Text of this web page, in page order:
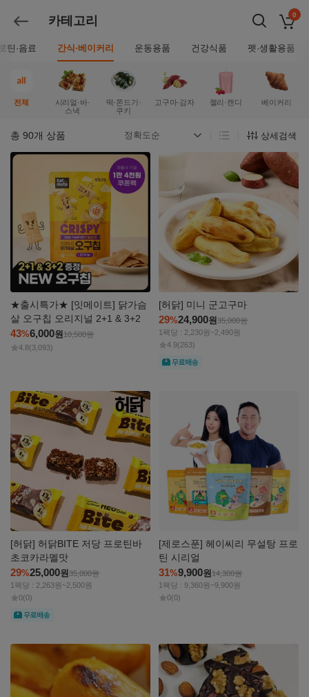
뒤로가기카테고리 장바구
0
틴·음료 간식·베이커리 운동용품 건강식품 펫·생활용품
전체
시리얼·바·
스낵
떡·쫀드기·
쿠키
고구마·감자 젤리·캔디 베이커리
총 90개 상품 상세검색
★출시특가★ [잇메이트] 닭가슴
살 오구칩 오리지널 2+1 & 3+2
43%6,000원10,500원
4.8(3,093)
자세히
[허닭] 미니 군고구마
29%24,900원35,000원
1팩당 : 2,230원~2,490원
4.9(263)
무료
자세히
[허닭] 허닭BITE 저당 프로틴바
초코카라멜맛
29%25,000원35,000원
1팩당 : 2,263원~2,500원
0(0)
무료
자세히
보기
[제로스푼] 헤이씨리 무설탕 프로
틴 시리얼
31%9,900원14,300원
1팩당 : 9,360원~9,900원
0(0)
자세히
자세히
보기